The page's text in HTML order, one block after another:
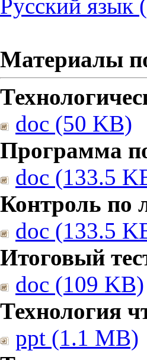
Русский язык
Материалы
doc (50 KB)
Программа
doc (133.5
Контроль по
doc (133.5
Итоговый
doc (109 KB)
Технология
ppt (1.1 MB)